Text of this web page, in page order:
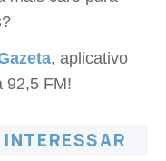
, aplicativo
92,5 FM!